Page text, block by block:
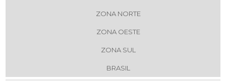
ZONA NORTE
ZONA OESTE
ZONA SUL
BRASIL